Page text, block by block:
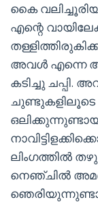
കൈ
എന്റെ
അവള്‍ എന്നെ
കടിച്ചു ചപ്പി.
ചുണ്ടുകളിലൂടെ
ലിംഗത്തില്‍
നെഞ്ചില്‍